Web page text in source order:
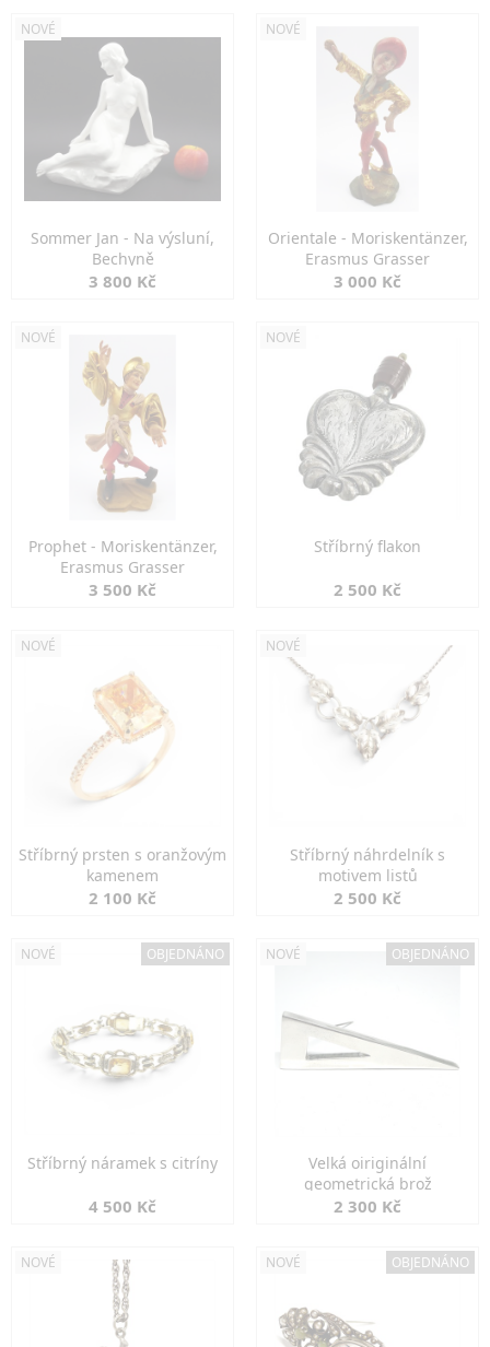
NOVÉ
Sommer Jan - Na výsluní,
Bechyně
3 800 Kč
NOVÉ
Orientale - Moriskentänzer,
Erasmus Grasser
3 000 Kč
NOVÉ
Prophet - Moriskentänzer,
Erasmus Grasser
3 500 Kč
NOVÉ
Stříbrný flakon
2 500 Kč
NOVÉ
Stříbrný prsten s oranžovým
kamenem
2 100 Kč
NOVÉ
Stříbrný náhrdelník s
motivem listů
2 500 Kč
NOVÉ OBJEDNÁNO
Stříbrný náramek s citríny
4 500 Kč
NOVÉ OBJEDNÁNO
Velká oiriginální
geometrická brož
2 300 Kč
NOVÉ NOVÉ OBJEDNÁNO